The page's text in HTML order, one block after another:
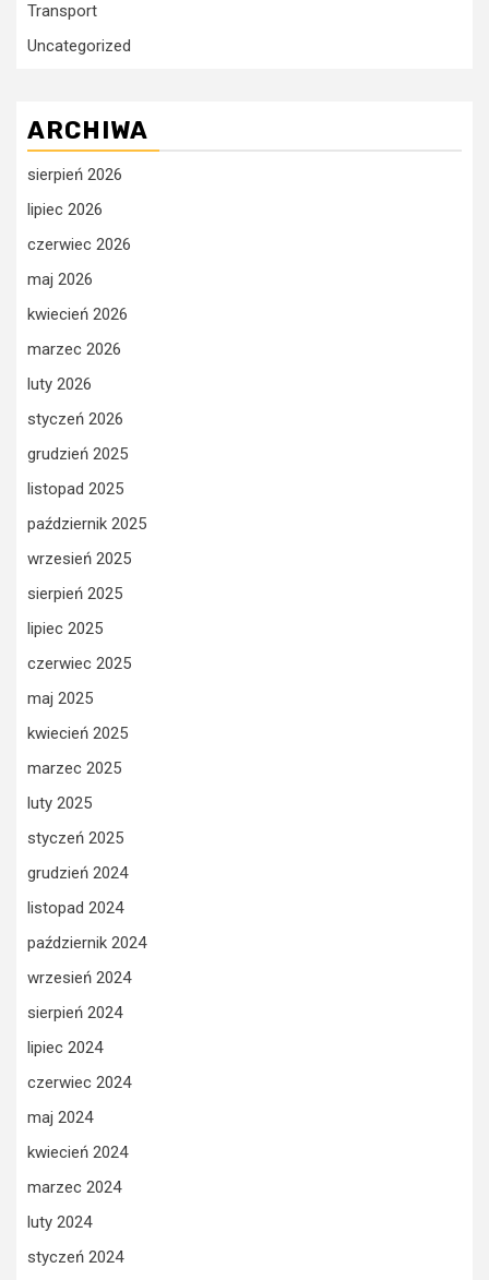
Transport
Uncategorized
ARCHIWA
sierpień 2026
lipiec 2026
czerwiec 2026
maj 2026
kwiecień 2026
marzec 2026
luty 2026
styczeń 2026
grudzień 2025
listopad 2025
październik 2025
wrzesień 2025
sierpień 2025
lipiec 2025
czerwiec 2025
maj 2025
kwiecień 2025
marzec 2025
luty 2025
styczeń 2025
grudzień 2024
listopad 2024
październik 2024
wrzesień 2024
sierpień 2024
lipiec 2024
czerwiec 2024
maj 2024
kwiecień 2024
marzec 2024
luty 2024
styczeń 2024